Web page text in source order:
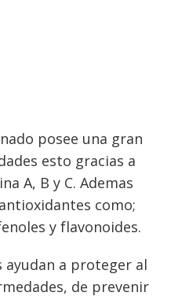
posee una gran
esto gracias a
A, B y C. Ademas
como;
y flavonoides.
ayudan a proteger al
de prevenir